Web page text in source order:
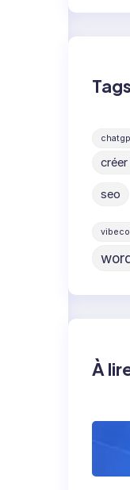
Tags
seo
À